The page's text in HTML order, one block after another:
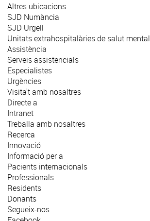
Altres ubicacions
SJD Numància
SJD Urgell
Unitats extrahospitalàries de salut mental
Assistència
Serveis assistencials
Especialistes
Urgències
Visita't amb nosaltres
Directe a
Intranet
Treballa amb nosaltres
Recerca
Innovació
Informació per a
Pacients internacionals
Professionals
Residents
Donants
Segueix-nos